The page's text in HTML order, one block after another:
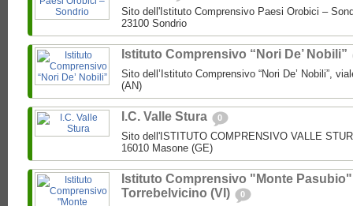
Sito dell'Istituto Comprensivo Paesi Orobici –
23100 Sondrio
Istituto Comprensivo “Nori De’ Nobili”
Sito dell’Istituto Comprensivo “Nori De’ Nobili”,
(AN)
I.C. Valle Stura 0
Sito dell'ISTITUTO COMPRENSIVO VALLE
16010 Masone (GE)
Istituto Comprensivo "Monte
Torrebelvicino (VI)
0